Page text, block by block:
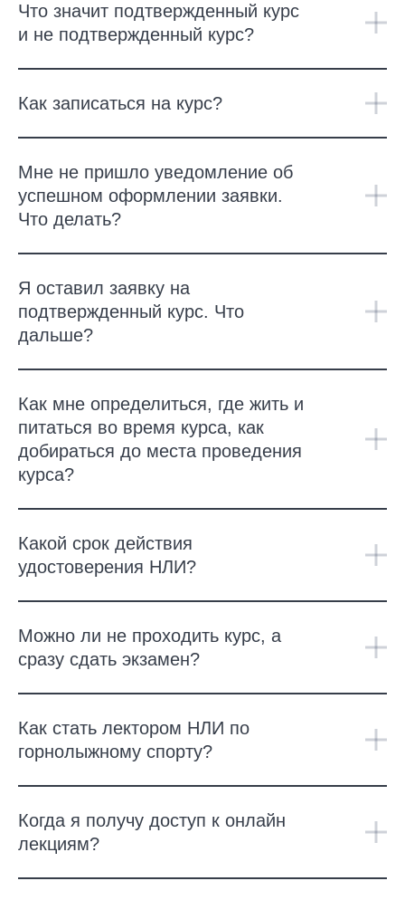
Что значит подтвержденный курс
и не подтвержденный курс?
Как записаться на курс?
Мне не пришло уведомление об
успешном оформлении заявки.
Что делать?
Я оставил заявку на
подтвержденный курс. Что
дальше?
Как мне определиться, где жить и
питаться во время курса, как
добираться до места проведения
курса?
Какой срок действия
удостоверения НЛИ?
Можно ли не проходить курс, а
сразу сдать экзамен?
Как стать лектором НЛИ по
горнолыжному спорту?
Когда я получу доступ к онлайн
лекциям?